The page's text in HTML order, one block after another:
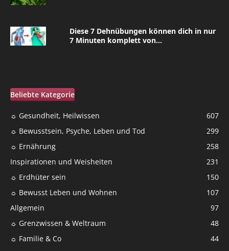
Diese 7 Dehnübungen können dich in nur
7 Minuten komplett von...
Beliebte Kategorie
☼ Gesundheit, Heilwissen
607
☼ Bewusstsein, Psyche, Leben und Tod
299
☼ Ernährung
258
Inspirationen und Weisheiten
231
☼ Erdhüter sein
150
☼ Bewusst Leben und Wohnen
107
Allgemein
97
☼ Grenzwissen & Weltraum
48
☼ Familie & Co
44